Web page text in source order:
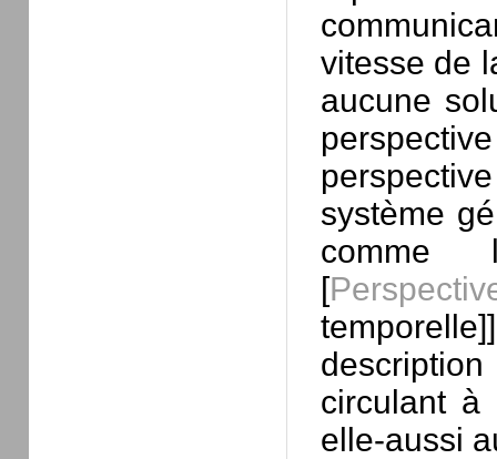
vitesse de
aucune
système
comme
[
circulant à
elle-aussi